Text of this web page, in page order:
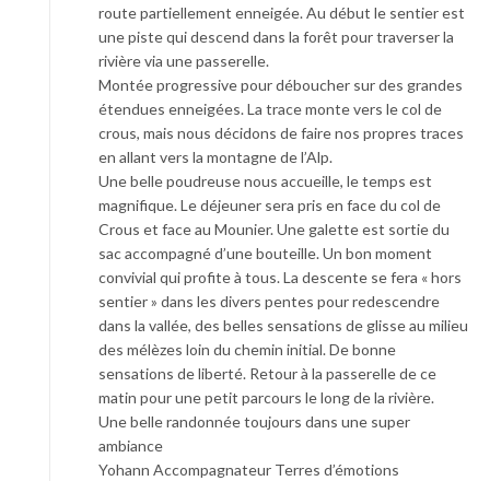
route partiellement enneigée. Au début le sentier est
une piste qui descend dans la forêt pour traverser la
rivière via une passerelle.
Montée progressive pour déboucher sur des grandes
étendues enneigées. La trace monte vers le col de
crous, mais nous décidons de faire nos propres traces
en allant vers la montagne de l’Alp.
Une belle poudreuse nous accueille, le temps est
magnifique. Le déjeuner sera pris en face du col de
Crous et face au Mounier. Une galette est sortie du
sac accompagné d’une bouteille. Un bon moment
convivial qui profite à tous. La descente se fera « hors
sentier » dans les divers pentes pour redescendre
dans la vallée, des belles sensations de glisse au milieu
des mélèzes loin du chemin initial. De bonne
sensations de liberté. Retour à la passerelle de ce
matin pour une petit parcours le long de la rivière.
Une belle randonnée toujours dans une super
ambiance
Yohann Accompagnateur Terres d’émotions